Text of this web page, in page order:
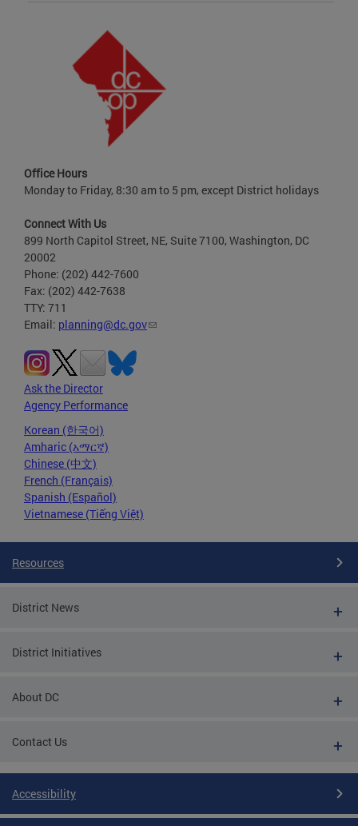
Office Hours
Monday to Friday, 8:30 am to 5 pm, except District holidays
Connect With Us
899 North Capitol Street, NE, Suite 7100, Washington, DC
20002
Phone: (202) 442-7600
Fax: (202) 442-7638
TTY: 711
Email: planning@dc.gov
Ask the Director
Agency Performance
Korean (한국어)
Amharic (አማርኛ)
Chinese (中文)
French (Français)
Spanish (Español)
Vietnamese (Tiếng Việt)
Resources
District News
District Initiatives
About DC
Contact Us
Accessibility